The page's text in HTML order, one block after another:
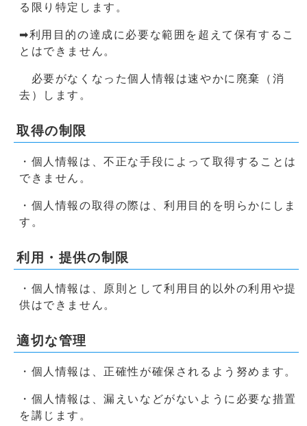
る限り特定します。
➡利用目的の達成に必要な範囲を超えて保有するこ
とはできません。
必要がなくなった個人情報は速やかに廃棄（消
去）します。
取得の制限
・個人情報は、不正な手段によって取得することは
できません。
・個人情報の取得の際は、利用目的を明らかにしま
す。
利用・提供の制限
・個人情報は、原則として利用目的以外の利用や提
供はできません。
適切な管理
・個人情報は、正確性が確保されるよう努めます。
・個人情報は、漏えいなどがないように必要な措置
を講じます。